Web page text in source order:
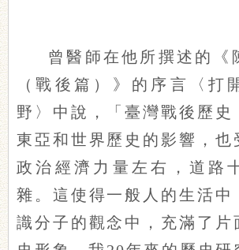
曾醫師在他所撰述的《
（戰後篇）》的序言〈打
野〉中說，「臺灣戰後歷史
東亞和世界歷史的影響，也
政治經濟力量左右，道路
雜。這使得一般人的生活中
識分子的觀念中，充滿了片